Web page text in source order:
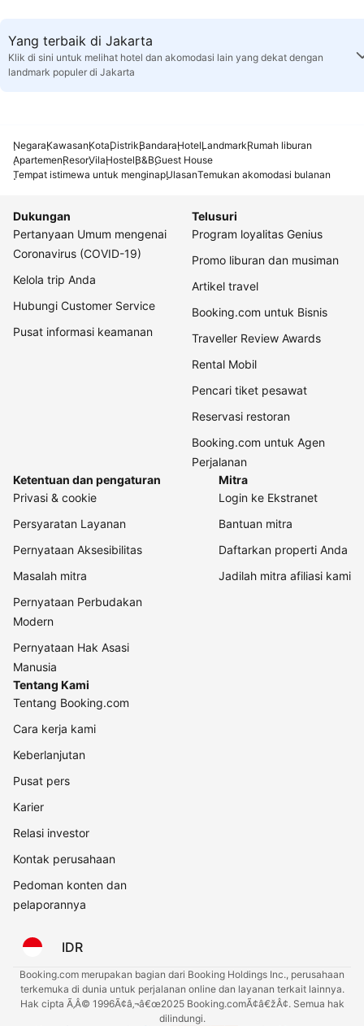
Yang terbaik di Jakarta
Klik di sini untuk melihat hotel dan akomodasi lain yang dekat dengan
landmark populer di Jakarta
NegaraKawasanKotaDistrikBandaraHotelLandmarkRumah liburan
ApartemenResorVilaHostelB&BGuest House
Tempat istimewa untuk menginapUlasanTemukan akomodasi bulanan
Dukungan
Pertanyaan Umum mengenai
Coronavirus (COVID-19)
Kelola trip Anda
Hubungi Customer Service
Pusat informasi keamanan
Telusuri
Program loyalitas Genius
Promo liburan dan musiman
Artikel travel
Booking.com untuk Bisnis
Traveller Review Awards
Rental Mobil
Pencari tiket pesawat
Reservasi restoran
Booking.com untuk Agen
Perjalanan
Ketentuan dan pengaturan
Privasi & cookie
Persyaratan Layanan
Pernyataan Aksesibilitas
Masalah mitra
Pernyataan Perbudakan
Modern
Pernyataan Hak Asasi
Manusia
Mitra
Login ke Ekstranet
Bantuan mitra
Daftarkan properti Anda
Jadilah mitra afiliasi kami
Tentang Kami
Tentang Booking.com
Cara kerja kami
Keberlanjutan
Pusat pers
Karier
Relasi investor
Kontak perusahaan
Pedoman konten dan
pelaporannya
IDR
Booking.com merupakan bagian dari Booking Holdings Inc., perusahaan
terkemuka di dunia untuk perjalanan online dan layanan terkait lainnya.
Hak cipta Ã‚Â© 1996Ã¢â‚¬â€œ2025 Booking.comÃ¢â€žÂ¢. Semua hak
dilindungi.